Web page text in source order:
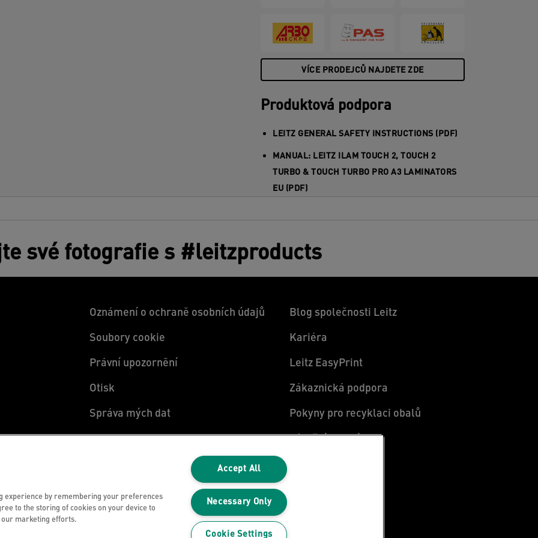
VÍCE PRODEJCŮ NAJDETE ZDE
Produktová podpora
LEITZ GENERAL SAFETY INSTRUCTIONS (PDF)
MANUAL: LEITZ ILAM TOUCH 2, TOUCH 2
TURBO & TOUCH TURBO PRO A3 LAMINATORS
EU (PDF)
své fotografie s #leitzproducts
Oznámení o ochraně osobních údajů
Soubory cookie
Právní upozornění
Otisk
Správa mých dat
Blog společnosti Leitz
Kariéra
Leitz EasyPrint
Zákaznická podpora
Pokyny pro recyklaci obalů
Záruční podmínky
experience by remembering your preferences
to the storing of cookies on your device to
our marketing efforts.
Accept All
Necessary Only
Cookie Settings